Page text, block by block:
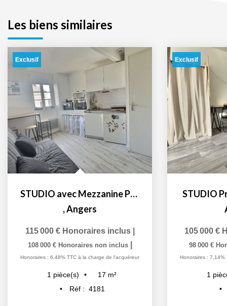
Les biens similaires
Exclusif
STUDIO avec Mezzanine Proche Gare - Uco
,Angers
115 000 € Honoraires inclus
108 000 € Honoraires non inclus
Honoraires : 6,48% TTC à la charge de l'acquéreur
1 pièce(s) 17 m²
Réf : 4181
Exclusif
STUDIO
105 000 €
98 000 €
Honoraires : 7,14%
1